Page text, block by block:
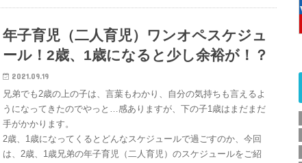
年子育児（二人育児）ワンオペスケジュ
ール！2歳、1歳になると少し余裕が！？
2021.09.19
兄弟でも2歳の上の子は、言葉もわかり、自分の気持ちも言えるよ
うになってきたのでやっと…感ありますが、下の子1歳はまだまだ
手がかかります。
2歳、1歳になってくるとどんなスケジュールで過ごすのか、今回
は、2歳、1歳兄弟の年子育児（二人育児）のスケジュールをご紹